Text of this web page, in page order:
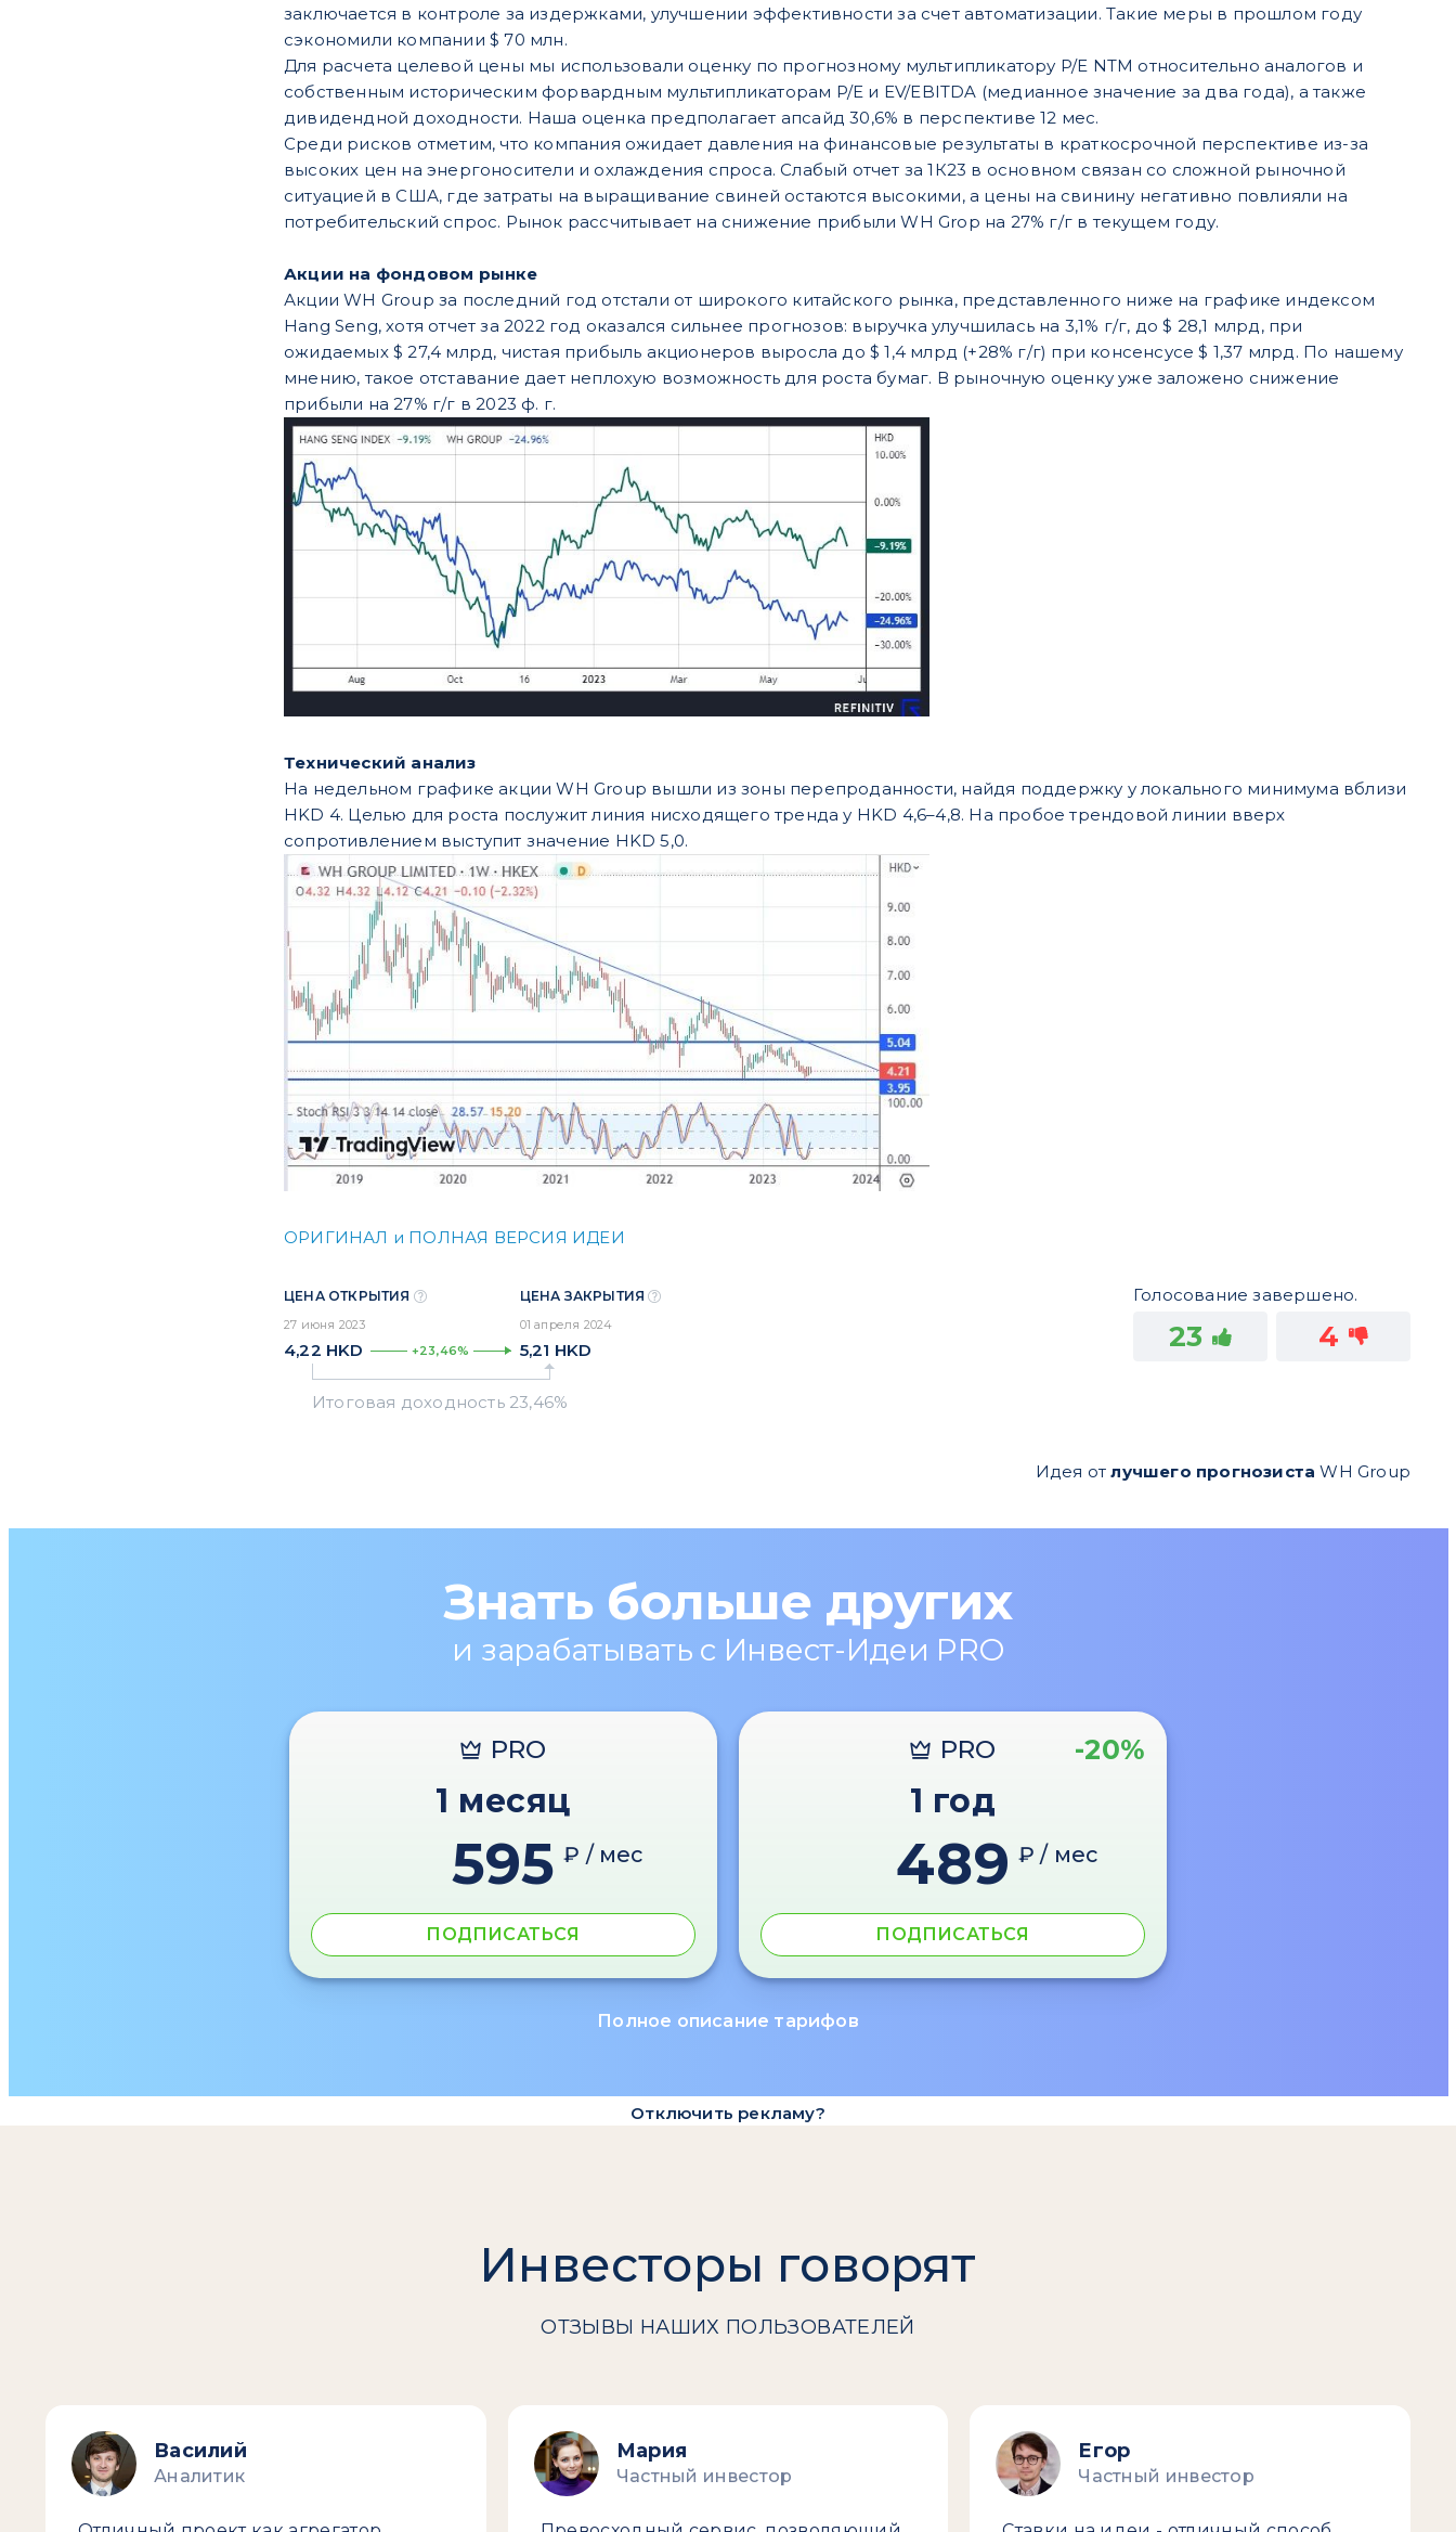
заключается в контроле за издержками, улучшении эффективности за счет автоматизации. Такие меры в прошлом году
сэкономили компании $ 70 млн.
Для расчета целевой цены мы использовали оценку по прогнозному мультипликатору P/E NTM относительно аналогов и
собственным историческим форвардным мультипликаторам P/E и EV/EBITDA (медианное значение за два года), а также
дивидендной доходности. Наша оценка предполагает апсайд 30,6% в перспективе 12 мес.
Среди рисков отметим, что компания ожидает давления на финансовые результаты в краткосрочной перспективе из-за
высоких цен на энергоносители и охлаждения спроса. Слабый отчет за 1К23 в основном связан со сложной рыночной
ситуацией в США, где затраты на выращивание свиней остаются высокими, а цены на свинину негативно повлияли на
потребительский спрос. Рынок рассчитывает на снижение прибыли WH Grop на 27% г/г в текущем году.
Акции на фондовом рынке
Акции WH Group за последний год отстали от широкого китайского рынка, представленного ниже на графике индексом
Hang Seng, хотя отчет за 2022 год оказался сильнее прогнозов: выручка улучшилась на 3,1% г/г, до $ 28,1 млрд, при
ожидаемых $ 27,4 млрд, чистая прибыль акционеров выросла до $ 1,4 млрд (+28% г/г) при консенсусе $ 1,37 млрд. По нашему
мнению, такое отставание дает неплохую возможность для роста бумаг. В рыночную оценку уже заложено снижение
прибыли на 27% г/г в 2023 ф. г.
Технический анализ
На недельном графике акции WH Group вышли из зоны перепроданности, найдя поддержку у локального минимума вблизи
HKD 4. Целью для роста послужит линия нисходящего тренда у HKD 4,6–4,8. На пробое трендовой линии вверх
сопротивлением выступит значение HKD 5,0.
ОРИГИНАЛ и ПОЛНАЯ ВЕРСИЯ ИДЕИ
ЦЕНА ОТКРЫТИЯ
27 июня 2023
4,22 HKD +23,46%
ЦЕНА ЗАКРЫТИЯ
01 апреля 2024
5,21 HKD
Голосование завершено.
23 4
Идея отлучшего прогнозиста WH Group
Знать больше других
и зарабатывать с Инвест-Идеи PRO
PRO
1 месяц
595 ₽ / мес
ПОДПИСАТЬСЯ
PRO -20%
1 год
489 ₽ / мес
ПОДПИСАТЬСЯ
Полное описание тарифов
Отключить рекламу?
Инвесторы говорят
ОТЗЫВЫ НАШИХ ПОЛЬЗОВАТЕЛЕЙ
Василий
Аналитик
Мария
Частный инвестор
Егор
Частный инвестор